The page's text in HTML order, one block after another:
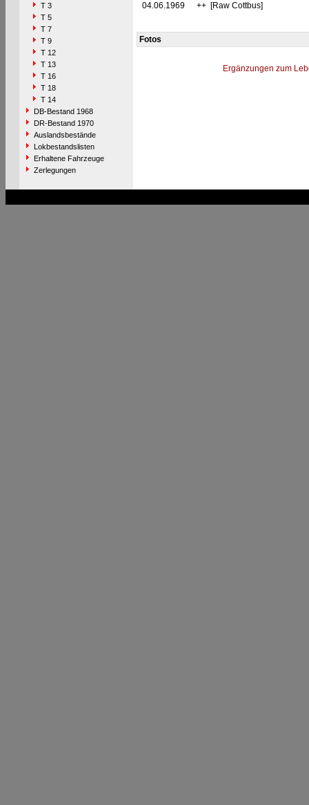
T 3
T 5
T 7
T 9
T 12
T 13
T 16
T 18
T 14
DB-Bestand 1968
DR-Bestand 1970
Auslandsbestände
Lokbestandslisten
Erhaltene Fahrzeuge
Zerlegungen
04.06.1969
++ [Raw Cottbus]
Fotos
Ergänzungen zum